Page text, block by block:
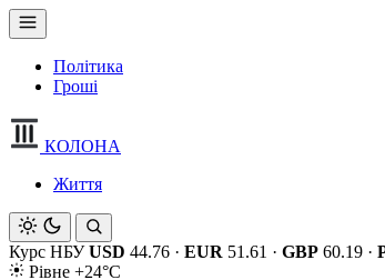
Політика
Гроші
КОЛОНА
Життя
Курс НБУ USD 44.76 · EUR 51.61 · GBP 60.19 ·
Рівне +24°C